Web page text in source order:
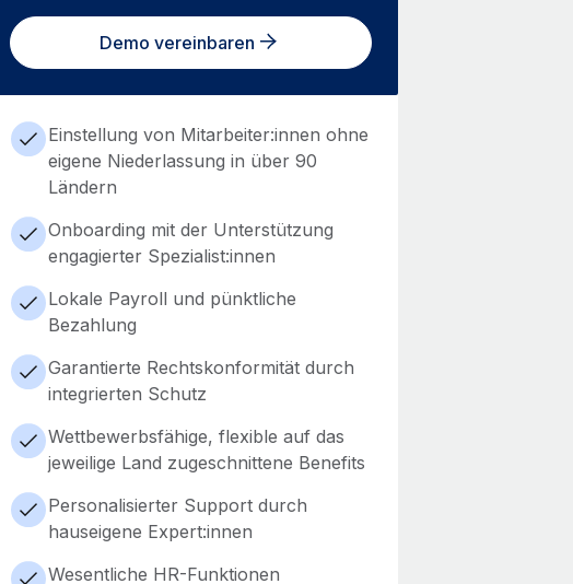
Demo vereinbaren
Einstellung von Mitarbeiter:innen ohne
eigene Niederlassung in über 90
Ländern
Onboarding mit der Unterstützung
engagierter Spezialist:innen
Lokale Payroll und pünktliche
Bezahlung
Garantierte Rechtskonformität durch
integrierten Schutz
Wettbewerbsfähige, flexible auf das
jeweilige Land zugeschnittene Benefits
Personalisierter Support durch
hauseigene Expert:innen
Wesentliche HR-Funktionen